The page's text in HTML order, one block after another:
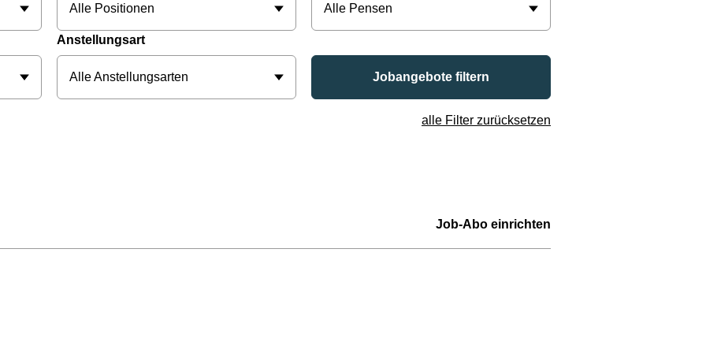
Alle Positionen Alle Pensen
Anstellungsart
Alle Anstellungsarten Jobangebote filtern
alle Filter zurücksetzen
Job-Abo einrichten